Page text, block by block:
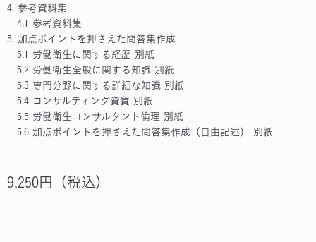
4. 参考資料集
4.1 参考資料集
5. 加点ポイントを押さえた問答集作成
5.1 労働衛生に関する経歴 別紙
5.2 労働衛生全般に関する知識 別紙
5.3 専門分野に関する詳細な知識 別紙
5.4 コンサルティング資質 別紙
5.5 労働衛生コンサルタント倫理 別紙
5.6 加点ポイントを押さえた問答集作成（自由記述） 別紙
9,250円（税込）